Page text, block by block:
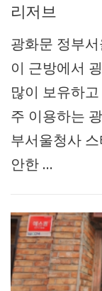
리저브
광화문 정부
이 근방에서
많이 보유하
주 이용하는
부서울청사
안한 …